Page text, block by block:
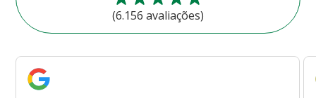
(6.156 avaliações)